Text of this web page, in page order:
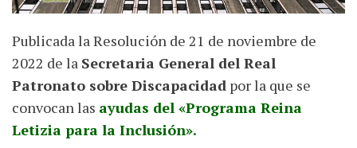
Publicada la Resolución de 21 de noviembre de
2022 de la Secretaria General del Real
Patronato sobre Discapacidad por la que se
convocan las ayudas del «Programa Reina
Letizia para la Inclusión».